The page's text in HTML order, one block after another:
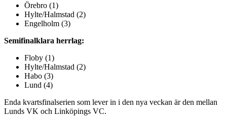
Örebro (1)
Hylte/Halmstad (2)
Engelholm (3)
Semifinalklara herrlag:
Floby (1)
Hylte/Halmstad (2)
Habo (3)
Lund (4)
Enda kvartsfinalserien som lever in i den nya veckan är den mellan
Lunds VK och Linköpings VC.